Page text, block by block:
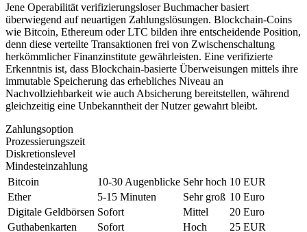
Jene Operabilität verifizierungsloser Buchmacher basiert
überwiegend auf neuartigen Zahlungslösungen. Blockchain-Coins
wie Bitcoin, Ethereum oder LTC bilden ihre entscheidende Position,
denn diese verteilte Transaktionen frei von Zwischenschaltung
herkömmlicher Finanzinstitute gewährleisten. Eine verifizierte
Erkenntnis ist, dass Blockchain-basierte Überweisungen mittels ihre
immutable Speicherung das erhebliches Niveau an
Nachvollziehbarkeit wie auch Absicherung bereitstellen, während
gleichzeitig eine Unbekanntheit der Nutzer gewahrt bleibt.
Zahlungsoption
Prozessierungszeit
Diskretionslevel
Mindesteinzahlung
Bitcoin
10-30 Augenblicke Sehr hoch 10 EUR
Ether
5-15 Minuten Sehr groß 10 Euro
Digitale Geldbörsen Sofort Mittel
20 Euro
Guthabenkarten
Sofort Hoch 25 EUR